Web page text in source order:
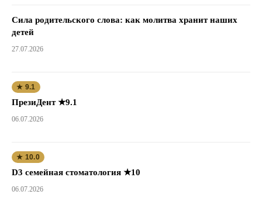
Сила родительского слова: как молитва хранит наших
детей
27.07.2026
★ 9.1
ПрезиДент ★9.1
06.07.2026
★ 10.0
D3 семейная стоматология ★10
06.07.2026